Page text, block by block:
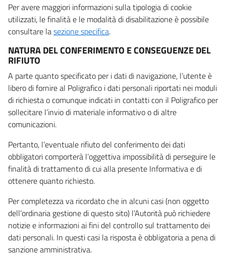
Per avere maggiori informazioni sulla tipologia di cookie
utilizzati, le finalità e le modalità di disabilitazione è possibile
consultare lasezione specifica.
NATURA DEL CONFERIMENTO E CONSEGUENZE DEL
RIFIUTO
A parte quanto specificato per i dati di navigazione, l’utente è
libero di fornire al Poligrafico i dati personali riportati nei moduli
di richiesta o comunque indicati in contatti con il Poligrafico per
sollecitare l’invio di materiale informativo o di altre
comunicazioni.
Pertanto, l’eventuale rifiuto del conferimento dei dati
obbligatori comporterà l’oggettiva impossibilità di perseguire le
finalità di trattamento di cui alla presente Informativa e di
ottenere quanto richiesto.
Per completezza va ricordato che in alcuni casi (non oggetto
dell’ordinaria gestione di questo sito) l’Autorità può richiedere
notizie e informazioni ai fini del controllo sul trattamento dei
dati personali. In questi casi la risposta è obbligatoria a pena di
sanzione amministrativa.